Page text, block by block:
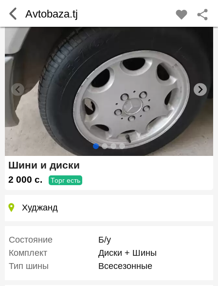
Шини и диски
2 000 c. Торг есть
Худжанд
Состояние
Б/у
Комплект
Диски + Шины
Тип шины
Всесезонные
Avtobaza.tj